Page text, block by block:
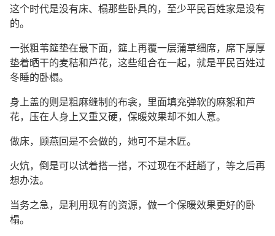
这个时代是没有床、榻那些卧具的，至少平民百姓家是没有
的。
一张粗苇筵垫在最下面，筵上再覆一层蒲草细席，席下厚厚
垫着晒干的麦秸和芦花，这些组合在一起，就是平民百姓过
冬睡的卧榻。
身上盖的则是粗麻缝制的布衾，里面填充弹软的麻絮和芦
花，压在人身上又重又硬，保暖效果却不如人意。
做床，顾燕回是不会做的，她可不是木匠。
火炕，倒是可以试着搭一搭，不过现在不赶趟了，等之后再
想办法。
当务之急，是利用现有的资源，做一个保暖效果更好的卧
榻。